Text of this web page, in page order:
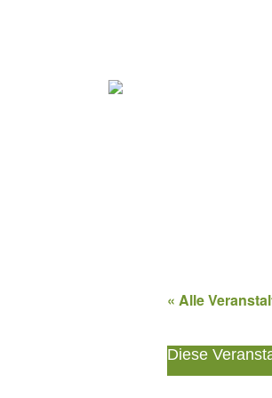
« Alle
Diese